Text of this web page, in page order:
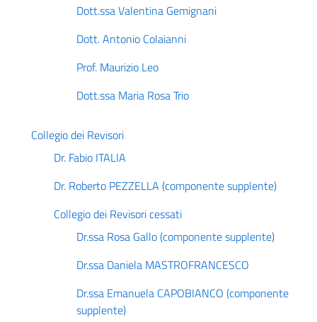
Dott.ssa Valentina Gemignani
Dott. Antonio Colaianni
Prof. Maurizio Leo
Dott.ssa Maria Rosa Trio
Collegio dei Revisori
Dr. Fabio ITALIA
Dr. Roberto PEZZELLA (componente supplente)
Collegio dei Revisori cessati
Dr.ssa Rosa Gallo (componente supplente)
Dr.ssa Daniela MASTROFRANCESCO
Dr.ssa Emanuela CAPOBIANCO (componente
supplente)